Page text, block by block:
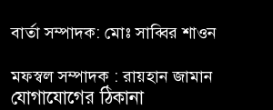
জুলাই জাদুঘরে
বার্তা সম্পাদক: মোঃ সাব্বির শাওন
মফস্বল সম্পাদক : রায়হান জামান
যোগাযোগের ঠিকানা